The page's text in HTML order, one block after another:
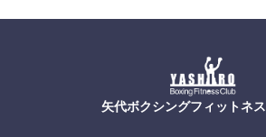
矢代ボクシングフィットネ